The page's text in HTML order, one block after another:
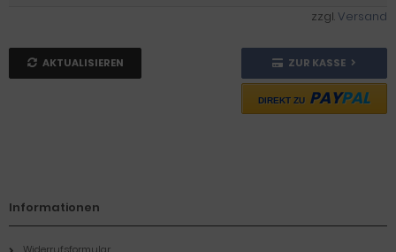
zzgl.Versand
AKTUALISIEREN ZUR KASSE
DIREKT ZU PAYPAL
Informationen